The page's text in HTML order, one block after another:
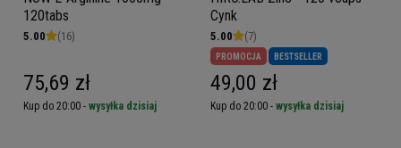
120tabs
5.00 (16)
75,69 zł
Kup do 20:00 - wysyłka dzisiaj
Cynk
5.00 (7)
PROMOCJA BESTSELLER
49,00 zł
Kup do 20:00 - wysyłka dzisiaj